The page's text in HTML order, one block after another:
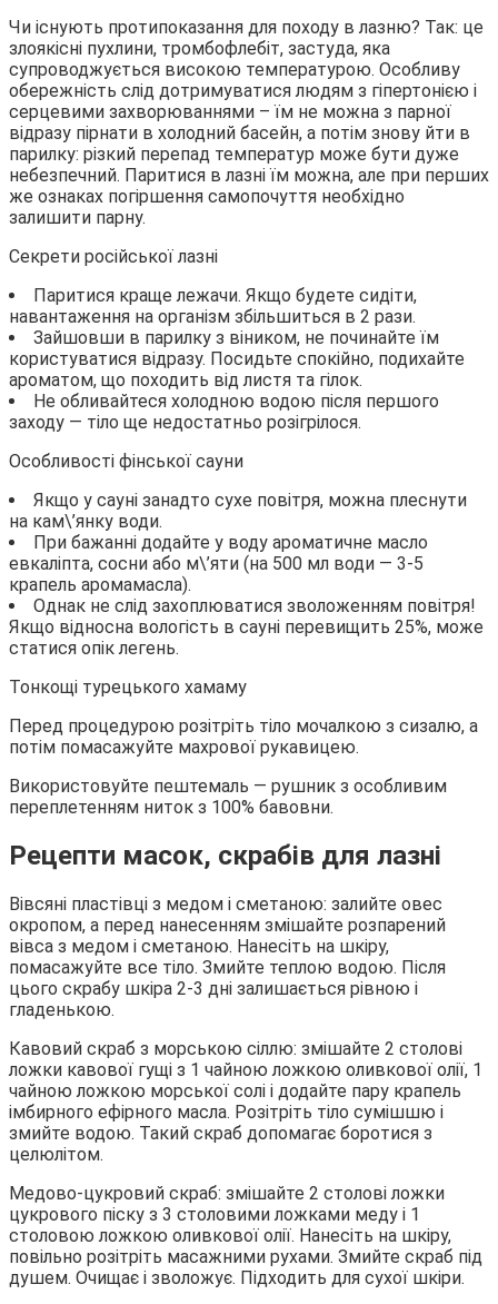
Чи існують протипоказання для походу в лазню? Так: це
злоякісні пухлини, тромбофлебіт, застуда, яка
супроводжується високою температурою. Особливу
обережність слід дотримуватися людям з гіпертонією і
серцевими захворюваннями – їм не можна з парної
відразу пірнати в холодний басейн, а потім знову йти в
парилку: різкий перепад температур може бути дуже
небезпечний. Паритися в лазні їм можна, але при перших
же ознаках погіршення самопочуття необхідно
залишити парну.
Секрети російської лазні
Паритися краще лежачи. Якщо будете сидіти,
навантаження на організм збільшиться в 2 рази.
Зайшовши в парилку з віником, не починайте їм
користуватися відразу. Посидьте спокійно, подихайте
ароматом, що походить від листя та гілок.
Не обливайтеся холодною водою після першого
заходу — тіло ще недостатньо розігрілося.
Особливості фінської сауни
Якщо у сауні занадто сухе повітря, можна плеснути
на кам\’янку води.
При бажанні додайте у воду ароматичне масло
евкаліпта, сосни або м\’яти (на 500 мл води — 3-5
крапель аромамасла).
Однак не слід захоплюватися зволоженням повітря!
Якщо відносна вологість в сауні перевищить 25%, може
статися опік легень.
Тонкощі турецького хамаму
Перед процедурою розітріть тіло мочалкою з сизалю, а
потім помасажуйте махрової рукавицею.
Використовуйте пештемаль — рушник з особливим
переплетенням ниток з 100% бавовни.
Рецепти масок, скрабів для лазні
Вівсяні пластівці з медом і сметаною: залийте овес
окропом, а перед нанесенням змішайте розпарений
вівса з медом і сметаною. Нанесіть на шкіру,
помасажуйте все тіло. Змийте теплою водою. Після
цього скрабу шкіра 2-3 дні залишається рівною і
гладенькою.
Кавовий скраб з морською сіллю: змішайте 2 столові
ложки кавової гущі з 1 чайною ложкою оливкової олії, 1
чайною ложкою морської солі і додайте пару крапель
імбирного ефірного масла. Розітріть тіло сумішшю і
змийте водою. Такий скраб допомагає боротися з
целюлітом.
Медово-цукровий скраб: змішайте 2 столові ложки
цукрового піску з 3 столовими ложками меду і 1
столовою ложкою оливкової олії. Нанесіть на шкіру,
повільно розітріть масажними рухами. Змийте скраб під
душем. Очищає і зволожує. Підходить для сухої шкіри.